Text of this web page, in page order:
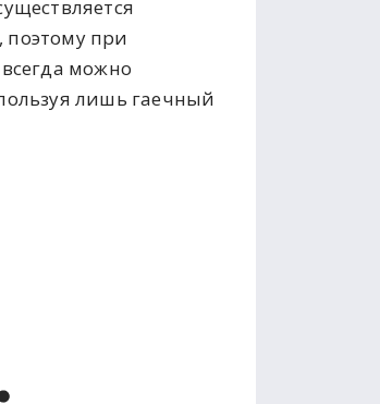
при
можно
лишь гаечный